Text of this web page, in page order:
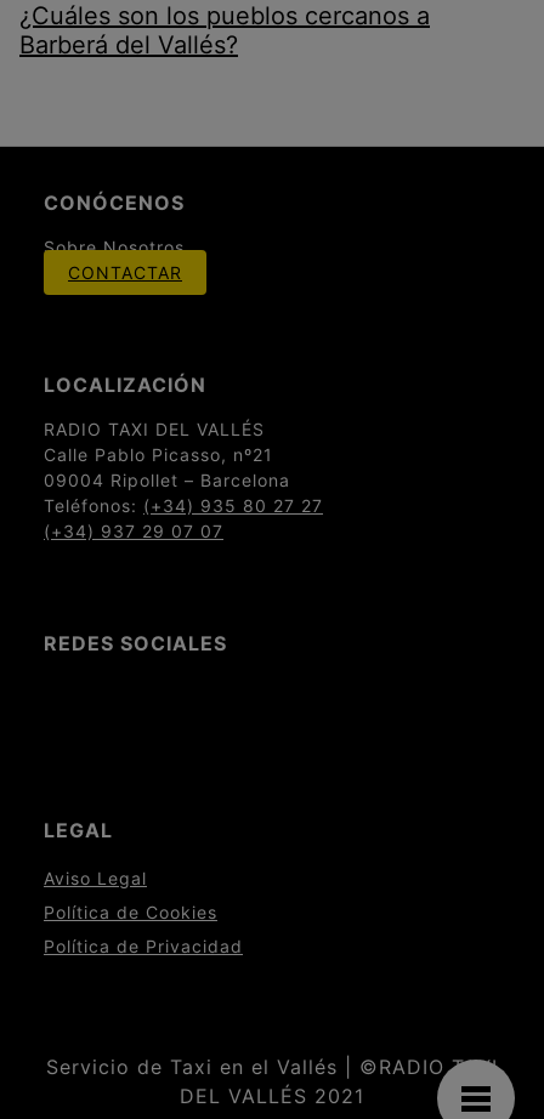
¿Cuáles son los pueblos cercanos a
Barberá del Vallés?
CONÓCENOS
Sobre Nosotros
CONTACTAR
LOCALIZACIÓN
RADIO TAXI DEL VALLÉS
Calle Pablo Picasso, nº21
09004 Ripollet – Barcelona
Teléfonos: (+34) 935 80 27 27
(+34) 937 29 07 07
REDES SOCIALES
LEGAL
Aviso Legal
Política de Cookies
Política de Privacidad
Servicio de Taxi en el Vallés | ©RADIO TAXI
DEL VALLÉS 2021